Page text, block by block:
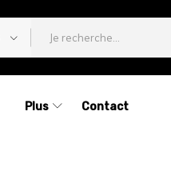
Plus Contact